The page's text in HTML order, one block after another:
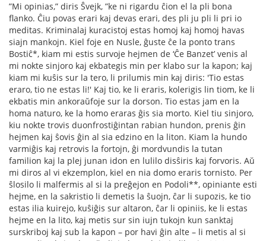
”Mi opinias,” diris Ŝvejk, ”ke ni rigardu ĉion el la pli bona
ﬂanko. Ĉiu povas erari kaj devas erari, des pli ju pli li pri io
meditas. Kriminalaj kuracistoj estas homoj kaj homoj havas
siajn mankojn. Kiel foje en Nusle, ĝuste ĉe la ponto trans
Bostiĉ*, kiam mi estis survoje hejmen de ‘Ĉe Banzet’ venis al
mi nokte sinjoro kaj ekbategis min per klabo sur la kapon; kaj
kiam mi kuŝis sur la tero, li prilumis min kaj diris: 'Tio estas
eraro, tio ne estas li!' Kaj tio, ke li eraris, kolerigis lin tiom, ke li
ekbatis min ankoraŭfoje sur la dorson. Tio estas jam en la
homa naturo, ke la homo eraras ĝis sia morto. Kiel tiu sinjoro,
kiu nokte trovis duonfrostiĝintan rabian hundon, prenis ĝin
hejmen kaj ŝovis ĝin al sia edzino en la liton. Kiam la hundo
varmiĝis kaj retrovis la fortojn, ĝi mordvundis la tutan
familion kaj la plej junan idon en lulilo disŝiris kaj forvoris. Aŭ
mi diros al vi ekzemplon, kiel en nia domo eraris tornisto. Per
ŝlosilo li malfermis al si la preĝejon en Podoli**, opiniante esti
hejme, en la sakristio li demetis la ŝuojn, ĉar li supozis, ke tio
estas ilia kuirejo, kuŝiĝis sur altaron, ĉar li opiniis, ke li estas
hejme en la lito, kaj metis sur sin iujn tukojn kun sanktaj
surskriboj kaj sub la kapon – por havi ĝin alte – li metis al si